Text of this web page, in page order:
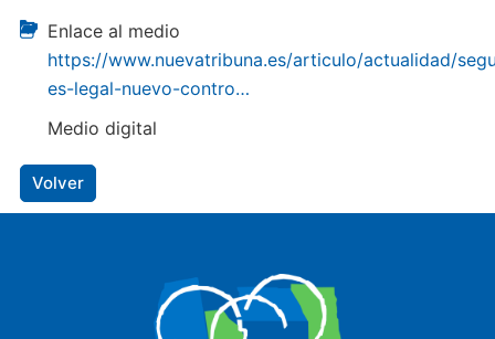
Enlace al medio
https://www.nuevatribuna.es/articulo/actualidad/
es-legal-nuevo-contro…
Medio digital
Volver